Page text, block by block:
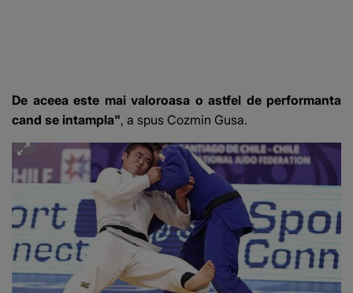
De aceea este mai valoroasa o astfel de performanta
cand se intampla", a spus Cozmin Gusa.